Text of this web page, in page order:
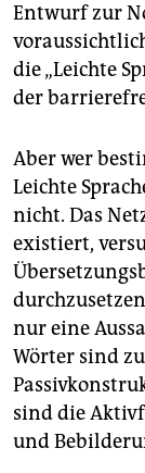
Entwurf zur
die „Leichte
der
Aber wer
Leichte
nicht. Das
existiert,
nur eine
Wörter sind
sind die
und